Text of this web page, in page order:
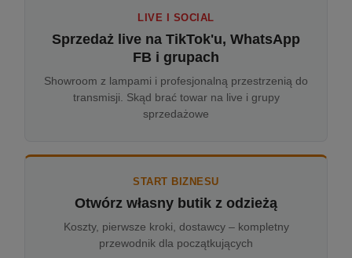
LIVE I SOCIAL
Sprzedaż live na TikTok'u, WhatsApp
FB i grupach
Showroom z lampami i profesjonalną przestrzenią do
transmisji. Skąd brać towar na live i grupy
sprzedażowe
START BIZNESU
Otwórz własny butik z odzieżą
Koszty, pierwsze kroki, dostawcy – kompletny
przewodnik dla początkujących